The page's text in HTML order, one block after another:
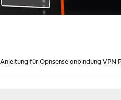
Anleitung für Opnsense anbindung VPN